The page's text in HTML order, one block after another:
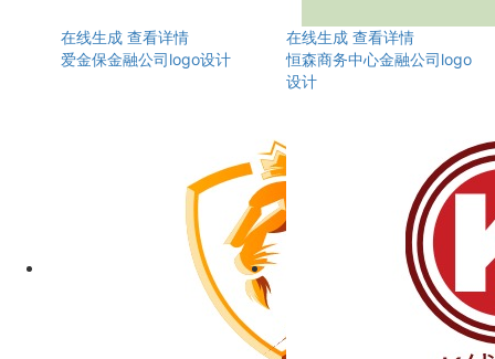
在线生成 查看详情
爱金保金融公司logo设计
在线生成 查看详情
恒森商务中心金融公司logo
设计